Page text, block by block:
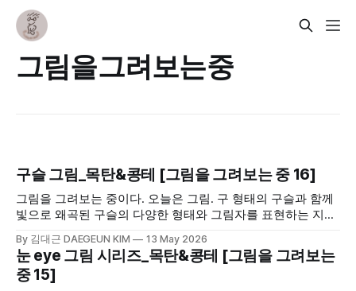
그림을그려보는중
구슬 그림_목탄&콩테 [그림을 그려보는 중 16]
그림을 그려보는 중이다. 오늘은 그림. 구 형태의 구슬과 함께
빛으로 왜곡된 구슬의 다양한 형태와 그림자를 표현하는 지점
By 김대근 DAEGEUN KIM 13 May 2026
눈 eye 그림 시리즈_목탄&콩테 [그림을 그려보는
중 15]